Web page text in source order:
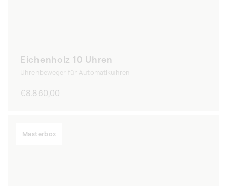
Eichenholz 10 Uhren
Uhrenbeweger für Automatikuhren
Normaler
€8.860,00
Masterbox